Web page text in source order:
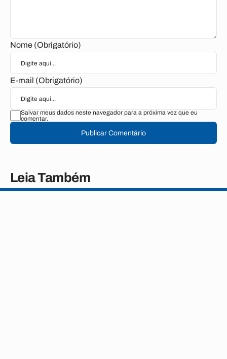
Nome (Obrigatório)
E-mail (Obrigatório)
Salvar meus dados neste navegador para a próxima vez que eu
comentar.
Publicar Comentário
Leia Também